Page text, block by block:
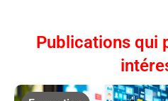
Publications qui